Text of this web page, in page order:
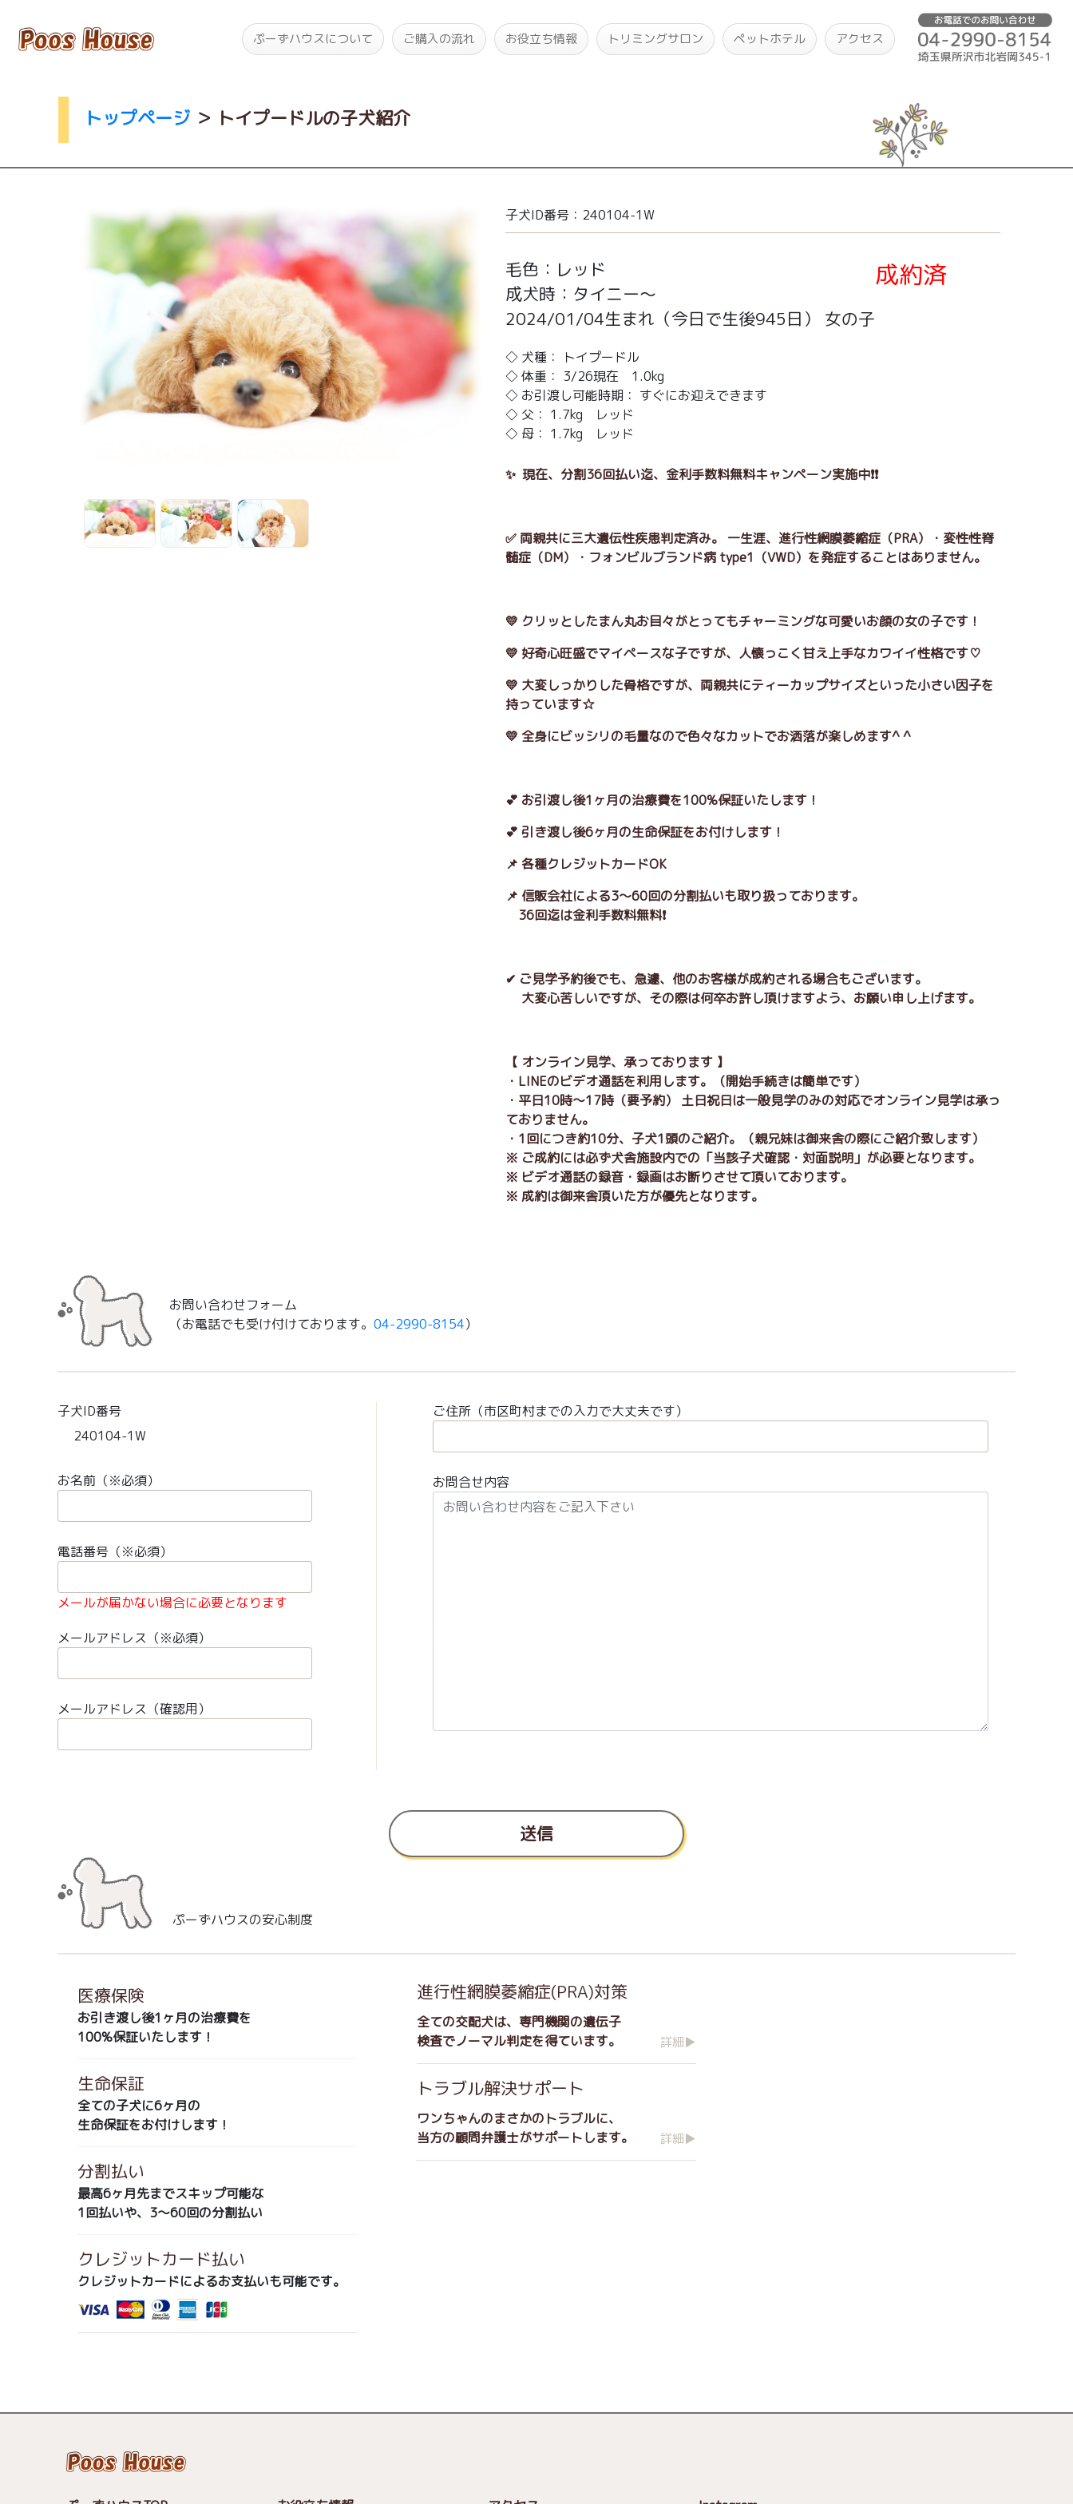
ぷーずハウスについて ご購入の流れ お役立ち情報 トリミングサロン ペットホテル アクセス
トップページ ＞ トイプードルの子犬紹介
子犬ID番号：240104-1W
毛色：レッド
成犬時：タイニー～
成約済
2024/01/04生まれ （今日で生後945日） 女の子
◇ 犬種： トイプードル
◇ 体重： 3/26現在 1.0kg
◇ お引渡し可能時期： すぐにお迎えできます
◇ 父： 1.7kg レッド
◇ 母： 1.7kg レッド
✨ 現在、分割36回払い迄、金利手数料無料キャンペーン実施中❗❗
✅ 両親共に三大遺伝性疾患判定済み。 一生涯、進行性網膜萎縮症（PRA）・変性性脊
髄症（DM）・フォンビルブランド病 type1（VWD）を発症することはありません。
💛 クリッとしたまん丸お目々がとってもチャーミングな可愛いお顔の女の子です！
💛 好奇心旺盛でマイペースな子ですが、人懐っこく甘え上手なカワイイ性格です♡
💛 大変しっかりした骨格ですが、両親共にティーカップサイズといった小さい因子を
持っています☆
💛 全身にビッシリの毛量なので色々なカットでお洒落が楽しめます^ ^
💕 お引渡し後1ヶ月の治療費を100%保証いたします！
💕 引き渡し後6ヶ月の生命保証をお付けします！
📌 各種クレジットカードOK
📌 信販会社による3～60回の分割払いも取り扱っております。
36回迄は金利手数料無料❗
✔ ご見学予約後でも、急遽、他のお客様が成約される場合もございます。
大変心苦しいですが、その際は何卒お許し頂けますよう、お願い申し上げます。
【 オンライン見学、承っております 】
・LINEのビデオ通話を利用します。（開始手続きは簡単です）
・平日10時～17時（要予約） 土日祝日は一般見学のみの対応でオンライン見学は承っ
ておりません。
・1回につき約10分、子犬1頭のご紹介。（親兄妹は御来舎の際にご紹介致します）
※ ご成約には必ず犬舎施設内での「当該子犬確認・対面説明」が必要となります。
※ ビデオ通話の録音・録画はお断りさせて頂いております。
※ 成約は御来舎頂いた方が優先となります。
お問い合わせフォーム
（お電話でも受け付けております。04-2990-8154）
子犬ID番号
240104-1W
お名前（※必須）
電話番号（※必須）
メールが届かない場合に必要となります
メールアドレス（※必須）
メールアドレス（確認用）
ご住所（市区町村までの入力で大丈夫です）
お問合せ内容
送信
ぷーずハウスの安心制度
医療保険
お引き渡し後1ヶ月の治療費を
100%保証いたします！
生命保証
全ての子犬に6ヶ月の
生命保証をお付けします！
分割払い
最高6ヶ月先までスキップ可能な
1回払いや、3～60回の分割払い
クレジットカード払い
クレジットカードによるお支払いも可能です。
進行性網膜萎縮症(PRA)対策
全ての交配犬は、専門機関の遺伝子
検査でノーマル判定を得ています。
詳細▶
トラブル解決サポート
ワンちゃんのまさかのトラブルに、
当方の顧問弁護士がサポートします。 詳細▶